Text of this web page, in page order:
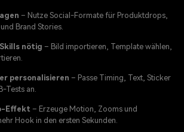
– Nutze Social-Formate für Produktdrops,
Brand Stories.
nötig – Bild importieren, Template wählen,
personalisieren – Passe Timing, Text, Sticker
Tests an.
Effekt – Erzeuge Motion, Zooms und
Hook in den ersten Sekunden.